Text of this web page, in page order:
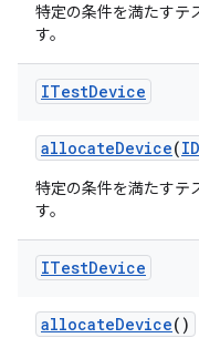
特定の条件を満たすテ
す。
ITestDevice
allocateDevice(
特定の条件を満たすテ
す。
ITestDevice
allocateDevice()